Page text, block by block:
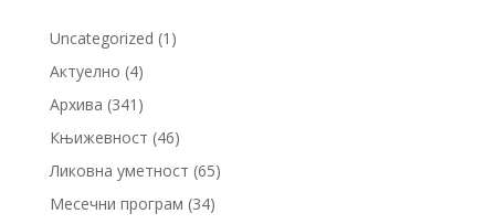
Uncategorized (1)
Актуелно (4)
Архива (341)
Књижевност (46)
Ликовна уметност (65)
Месечни програм (34)